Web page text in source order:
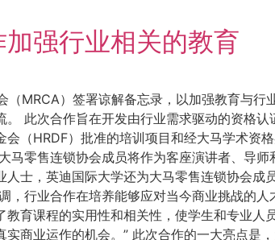
强行业相关的教育
（MRCA）签署谅解备忘录，以加强教育与
此次合作旨在开发由行业需求驱动的资格
（HRDF）批准的培训项目和经大马学术资
零售连锁协会成员将作为客座演讲者、导
士，英迪国际大学还为大马零售连锁协会
行业合作在培养能够应对当今商业挑战的
育课程的实用性和相关性，使学生和专业人
商业运作的机会。” 此次合作的一大亮点是